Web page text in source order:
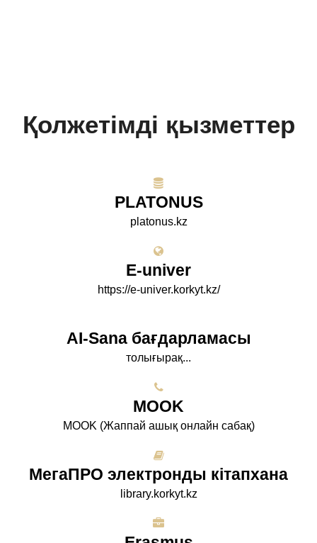
Қолжетімді қызметтер
PLATONUS
platonus.kz
E-univer
https://e-univer.korkyt.kz/
AI-Sana бағдарламасы
толығырақ...
МООK
МООK (Жаппай ашық онлайн сабақ)
МегаПРО электронды кітапхана
library.korkyt.kz